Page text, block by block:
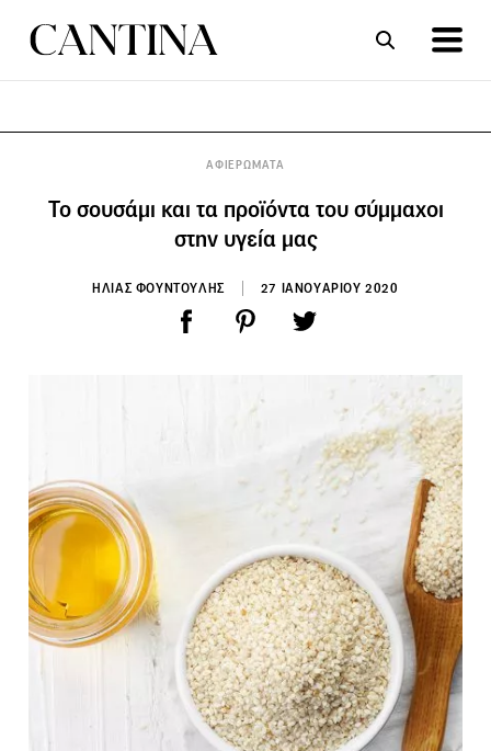
ΑΦΙΕΡΩΜΑΤΑ
Το σουσάμι και τα προϊόντα του σύμμαχοι
στην υγεία μας
ΗΛΙΑΣ ΦΟΥΝΤΟΥΛΗΣ 27 ΙΑΝΟΥΑΡΙΟΥ 2020